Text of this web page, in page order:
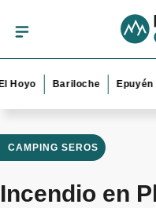
Bariloche Epuyén
CAMPING SEROS
Incendio en